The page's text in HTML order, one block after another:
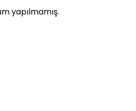
yapılmamış.